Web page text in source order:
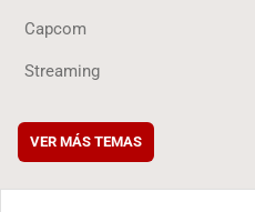
Capcom
Streaming
VER MÁS TEMAS